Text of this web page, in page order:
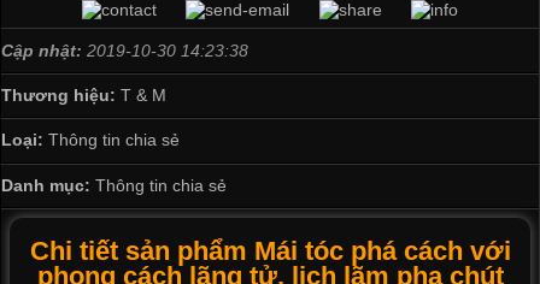
Cập nhật: 2019-10-30 14:23:38
Thương hiệu: T & M
Loại: Thông tin chia sẻ
Danh mục: Thông tin chia sẻ
Chi tiết sản phẩm Mái tóc phá cách với
phong cách lãng tử, lịch lãm pha chút